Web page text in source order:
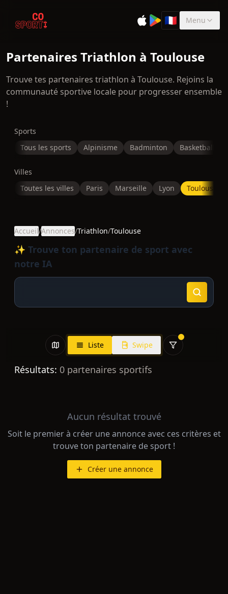
🇫🇷Sélectionner la
Menu
Partenaires Triathlon à Toulouse
Trouve tes partenaires triathlon à Toulouse. Rejoins la
communauté sportive locale pour progresser ensemble
!
Sports
Tous les sports
Alpinisme Badminton Basketball
Villes
Toutes les villes
Paris Marseille Lyon Toulouse
Accueil/Annonces/Triathlon/Toulouse
✨ Trouve ton partenaire de sport avec
notre IA
Liste Swipe
Résultats: 0 partenaires sportifs
Aucun résultat trouvé
Soit le premier à créer une annonce avec ces critères et
trouve ton partenaire de sport !
Créer une annonce